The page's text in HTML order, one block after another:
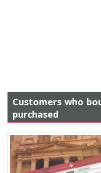
Customers who
purchased